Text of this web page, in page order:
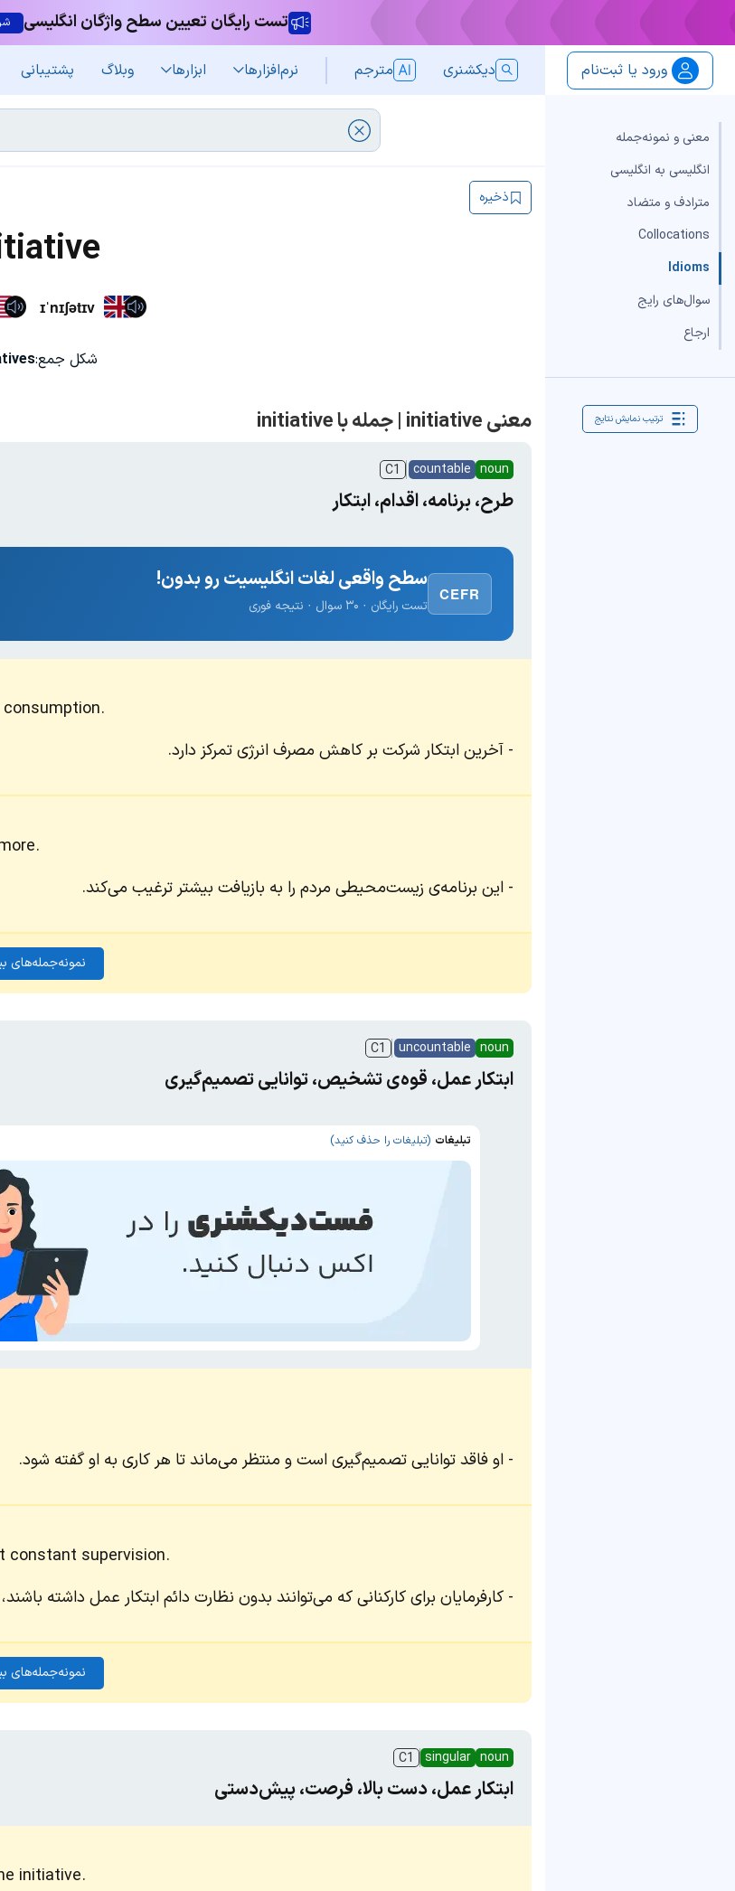
تست رایگان تعیین سطح واژگان انگلیسی
ورود یا ثبت‌نام دیکشنری مترجم نرم‌افزار‌ها ابزارها وبلاگ پشتیبانی
معنی و نمونه‌جمله
انگلیسی به انگلیسی
مترادف و متضاد
Collocations
Idioms
سوال‌های رایج
ارجاع
ترتیب نمایش نتایج
ذخیره
ɪˈnɪʃətɪv
شکل جمع:
معنی initiative | جمله با initiative
noun
countable
C1
طرح، برنامه، اقدام، ابتکار
CEFR
سطح واقعی لغات انگلیسیت رو بدون!
تست رایگان · ۳۰ سوال · نتیجه فوری
آخرین ابتکار شرکت بر کاهش مصرف انرژی تمرکز دارد.
این برنامه‌ی زیست‌محیطی مردم را به بازیافت بیشتر ترغیب می‌کند.
نمونه‌جمله‌های
noun
uncountable
C1
ابتکار عمل، قوه‌ی تشخیص، توانایی تصمیم‌گیری
تبلیغات (تبلیغات را حذف کنید)
او فاقد توانایی تصمیم‌گیری است و منتظر می‌ماند تا هر کاری به او گفته شود.
constant supervision.
کارفرمایان برای کارکنانی که می‌توانند بدون نظارت دائم ابتکار عمل داشته
نمونه‌جمله‌های
noun
singular
C1
ابتکار عمل، دست بالا، فرصت، پیش‌دستی
initiative.